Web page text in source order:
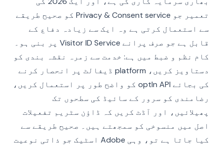
تعمیر جو Privacy & Consent service کو صحیح طریقے
سے استعمال کرتی ہے وہ ایک سے زیادہ دفاع کے
قابل ہے جو صرف پرانے Visitor ID Service پر بنی ہو۔
کام نظم و ضبط میں ہے: خدمت سے زمرہ نقشہ بندی کو
دستاویز کریں، platform ڈیفالٹ پر انحصار کرنے
کی بجائے optIn API کو واضح طور پر استعمال کریں،
رضامندی کو سرور کے سائیڈ کی سطحوں تک
پھیلائیں، اور آڈٹ کریں کہ ڈاؤن سٹریم تفعیلات
اصل میں منسوخی کو سمجھتے ہیں۔ صحیح طریقے سے
کیا جاتا ہے تو، وہی Adobe اسٹیک جو ذاتی نوعیت